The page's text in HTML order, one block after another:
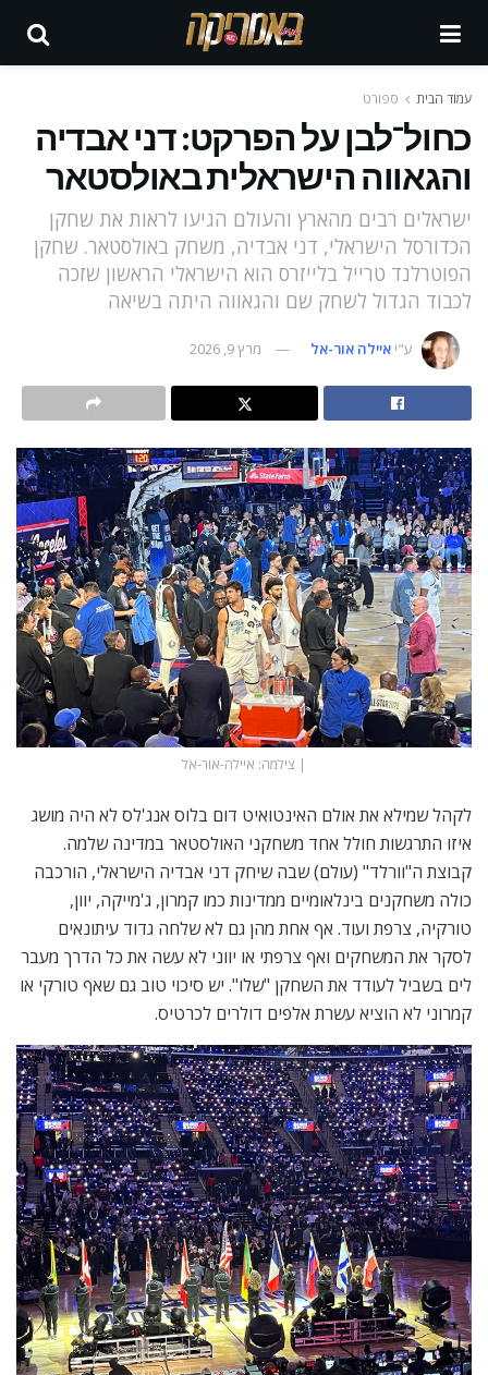
עמוד הבית ספורט
כחול־לבן על הפרקט: דני אבדיה
והגאווה הישראלית באולסטאר
ישראלים רבים מהארץ והעולם הגיעו לראות את שחקן
הכדורסל הישראלי, דני אבדיה, משחק באולסטאר. שחקן
הפוטרלנד טרייל בלייזרס הוא הישראלי הראשון שזכה
לכבוד הגדול לשחק שם והגאווה היתה בשיאה
ע"י איילה אור-אל מרץ 9, 2026
| צילמה: איילה-אור-אל
לקהל שמילא את אולם האינטואיט דום בלוס אנג'לס לא היה מושג
איזו התרגשות חולל אחד משחקני האולסטאר במדינה שלמה.
קבוצת ה"וורלד" (עולם) שבה שיחק דני אבדיה הישראלי, הורכבה
כולה משחקנים בינלאומיים ממדינות כמו קמרון, ג'מייקה, יוון,
טורקיה, צרפת ועוד. אף אחת מהן גם לא שלחה גדוד עיתונאים
לסקר את המשחקים ואף צרפתי או יווני לא עשה את כל הדרך מעבר
לים בשביל לעודד את השחקן "שלו". יש סיכוי טוב גם שאף טורקי או
קמרוני לא הוציא עשרת אלפים דולרים לכרטיס.